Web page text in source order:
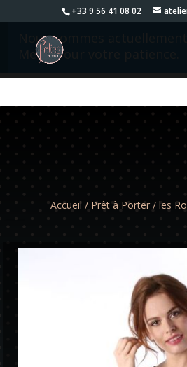
+33 9 56 41 08 02
Nous sommes actuellement
Merci pour votre patience.
Accueil / Prêt à Porter/ les